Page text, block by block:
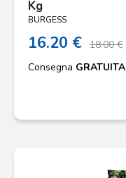
Kg
BURGESS
16.20 € 18.00 €
Consegna GRATUITA